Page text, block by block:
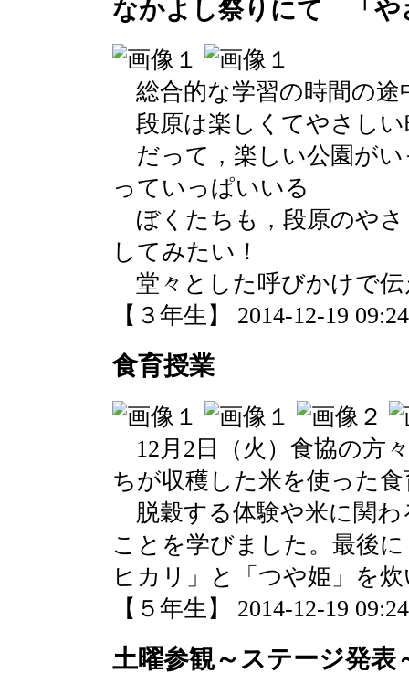
なかよし祭りにて 「や
総合的な学習の時間の途
段原は楽しくてやさしい
だって，楽しい公園が
っていっぱいいる
ぼくたちも，段原のや
してみたい！
堂々とした呼びかけで
【３年生】 2014-12-19
食育授業
12月2日（火）食協の方
ちが収穫した米を使った
脱穀する体験や米に関
ことを学びました。最後
ヒカリ」と「つや姫」を
【５年生】 2014-12-19
土曜参観～ステージ発表